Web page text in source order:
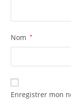
Nom *
Enregistrer mon